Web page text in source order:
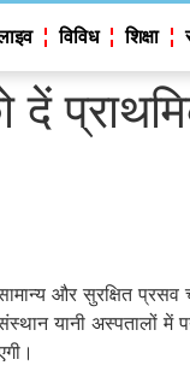
विविध शिक्षा
और सुरक्षित प्रसव
यानी अस्पतालों में